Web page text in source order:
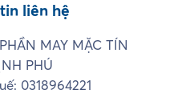
liên hệ
MAY MẶC TÍN
PHÚ
0318964221